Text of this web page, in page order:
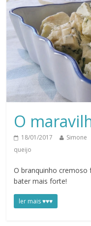
O
18/01/2017 Simone
queijo
O branquinho cremoso
bater mais forte!
ler mais ♥♥♥